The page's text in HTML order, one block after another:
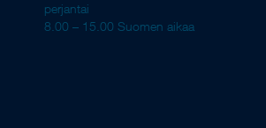
perjantai
8.00 – 15.00 Suomen aikaa